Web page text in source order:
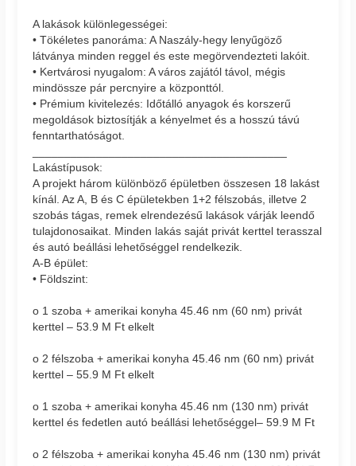
A lakások különlegességei:
• Tökéletes panoráma: A Naszály-hegy lenyűgöző
látványa minden reggel és este megörvendezteti lakóit.
• Kertvárosi nyugalom: A város zajától távol, mégis
mindössze pár percnyire a központtól.
• Prémium kivitelezés: Időtálló anyagok és korszerű
megoldások biztosítják a kényelmet és a hosszú távú
fenntarthatóságot.
Lakástípusok:
A projekt három különböző épületben összesen 18 lakást
kínál. Az A, B és C épületekben 1+2 félszobás, illetve 2
szobás tágas, remek elrendezésű lakások várják leendő
tulajdonosaikat. Minden lakás saját privát kerttel terasszal
és autó beállási lehetőséggel rendelkezik.
A-B épület:
• Földszint:
o 1 szoba + amerikai konyha 45.46 nm (60 nm) privát
kerttel – 53.9 M Ft elkelt
o 2 félszoba + amerikai konyha 45.46 nm (60 nm) privát
kerttel – 55.9 M Ft elkelt
o 1 szoba + amerikai konyha 45.46 nm (130 nm) privát
kerttel és fedetlen autó beállási lehetőséggel– 59.9 M Ft
o 2 félszoba + amerikai konyha 45.46 nm (130 nm) privát